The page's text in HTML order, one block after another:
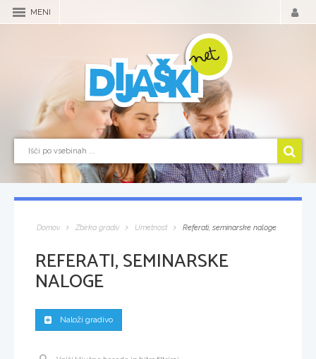
MENI
Domov Zbirka gradiv Umetnost Referati, seminarske naloge
REFERATI, SEMINARSKE
NALOGE
Naloži gradivo